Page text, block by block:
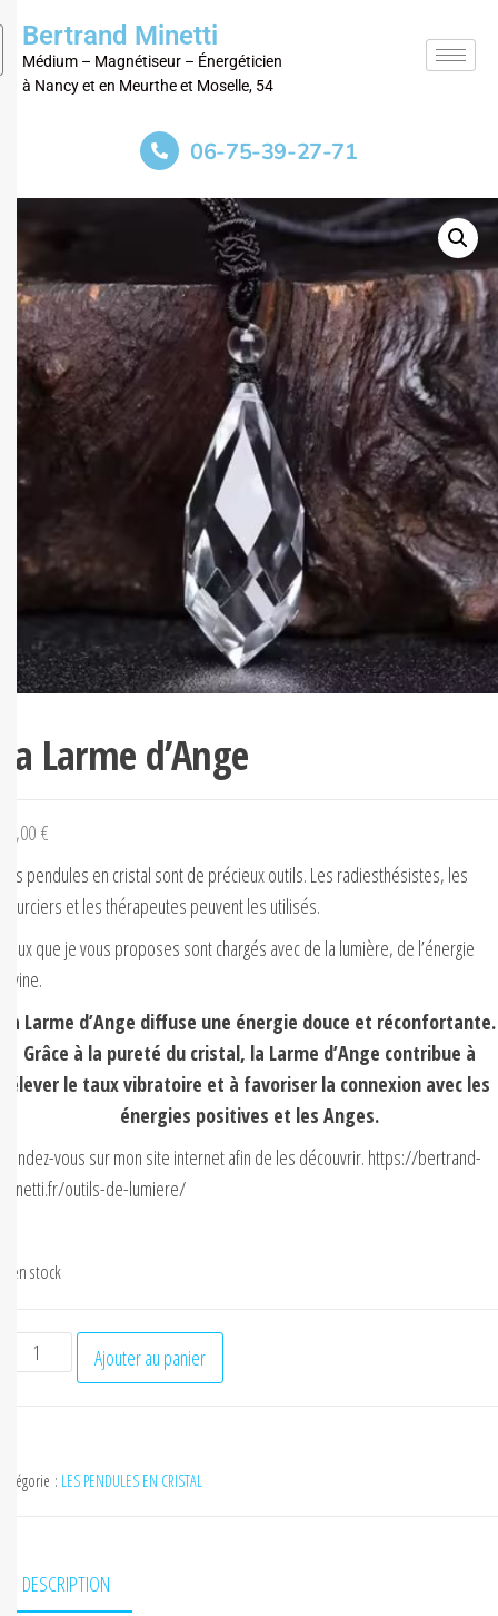
Bertrand Minetti
Médium – Magnétiseur – Énergéticien
à Nancy et en Meurthe et Moselle, 54
06-75-39-27-71
La Larme d’Ange
32,00 €
Les pendules en cristal sont de précieux outils. Les radiesthésistes, les
sourciers et les thérapeutes peuvent les utilisés.
Ceux que je vous proposes sont chargés avec de la lumière, de l’énergie
divine.
La Larme d’Ange diffuse une énergie douce et réconfortante.
Grâce à la pureté du cristal, la Larme d’Ange contribue à
élever le taux vibratoire et à favoriser la connexion avec les
énergies positives et les Anges.
Rendez-vous sur mon site internet afin de les découvrir. https://bertrand-
minetti.fr/outils-de-lumiere/
2 en stock
Ajouter au panier
Catégorie : LES PENDULES EN CRISTAL
DESCRIPTION